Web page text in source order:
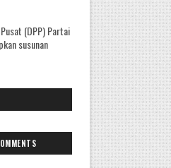
(DPP) Partai
susunan